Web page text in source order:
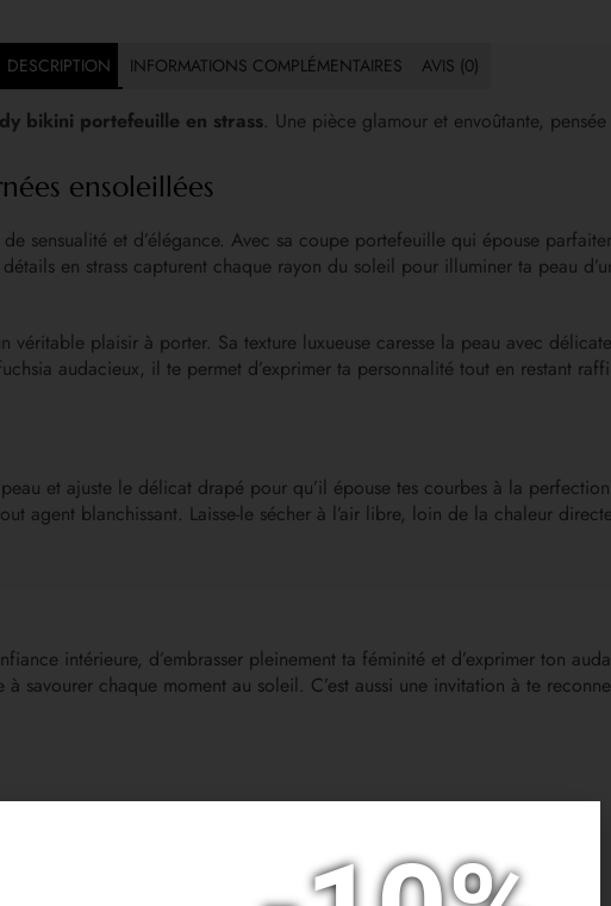
DESCRIPTION INFORMATIONS COMPLÉMENTAIRES AVIS (0)
bikini portefeuille en strass. Une pièce glamour et envoûtante,
ensoleillées
sensualité et d’élégance. Avec sa coupe portefeuille qui épouse
en strass capturent chaque rayon du soleil pour illuminer ta peau
plaisir à porter. Sa texture luxueuse caresse la peau avec
audacieux, il te permet d’exprimer ta personnalité tout en restant
et ajuste le délicat drapé pour qu’il épouse tes courbes à la
agent blanchissant. Laisse-le sécher à l’air libre, loin de la chaleur
intérieure, d’embrasser pleinement ta féminité et d’exprimer ton
savourer chaque moment au soleil. C’est aussi une invitation à te